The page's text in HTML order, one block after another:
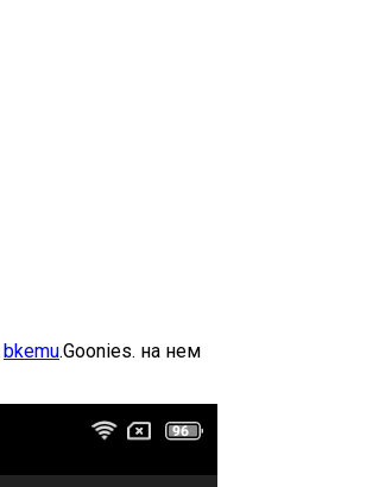
bkemu.Goonies. на нем